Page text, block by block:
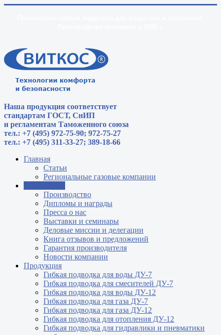
Наша продукция соответствует
стандартам ГОСТ, СнИП
и регламентам Таможенного союза
тел.: +7 (495) 972-75-90; 972-75-27
тел.: +7 (495) 311-33-27; 389-18-66
Главная
Статьи
Региональные газовые компании
Производство
Дипломы и награды
Пресса о нас
Выставки и семинары
Деловые миссии и делегации
Книга отзывов и предложений
Гарантия производителя
Новости компании
Продукция
Гибкая подводка для воды ДУ-7
Гибкая подводка для смесителей ДУ-7
Гибкая подводка для воды ДУ-12
Гибкая подводка для газа ДУ-7
Гибкая подводка для газа ДУ-12
Гибкая подводка для отопления ДУ-12
Гибкая подводка для гидравлики и пневматики